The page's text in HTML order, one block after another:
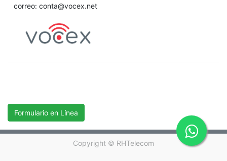
correo: conta@vocex.net
Formulario en Línea
Copyright © RHTelecom